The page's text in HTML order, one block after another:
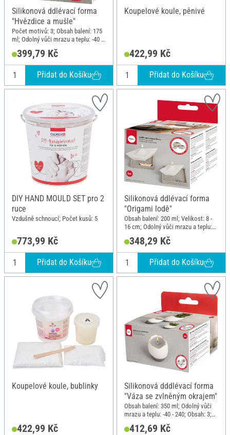
Silikonová ddlévací forma
"Hvězdice a mušle"
Počet motivů: 3; Obsah balení: 175
ml; Odolný vůči mrazu a teplu: -40 -
240; Materiál: Silikon
399,79 Kč
Přidat do Košíku
Koupelové koule, pěnivé
422,99 Kč
Přidat do Košíku
DIY HAND MOULD SET pro 2
ruce
Vzdušně schnoucí; Počet kusů: 5
773,99 Kč
Přidat do Košíku
Silikonová ddlévací forma
"Origami lodě"
Obsah balení: 200 ml; Velikost: 8 -
16 cm; Odolný vůči mrazu a teplu:
-40 - 240; Obsah: 3; Materiál: Silikon
348,29 Kč
Přidat do Košíku
Koupelové koule, bublinky
422,99 Kč
Silikonová dddlévací forma
"Váza se zvlněným okrajem"
Obsah balení: 350 ml; Odolný vůči
mrazu a teplu: -40 - 240; Obsah: 3;
Materiál: Silikon
412,69 Kč